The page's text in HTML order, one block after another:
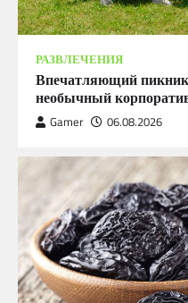
РАЗВЛЕЧЕНИЯ
Впечатляющий
необычный
Gamer 06.08.2026